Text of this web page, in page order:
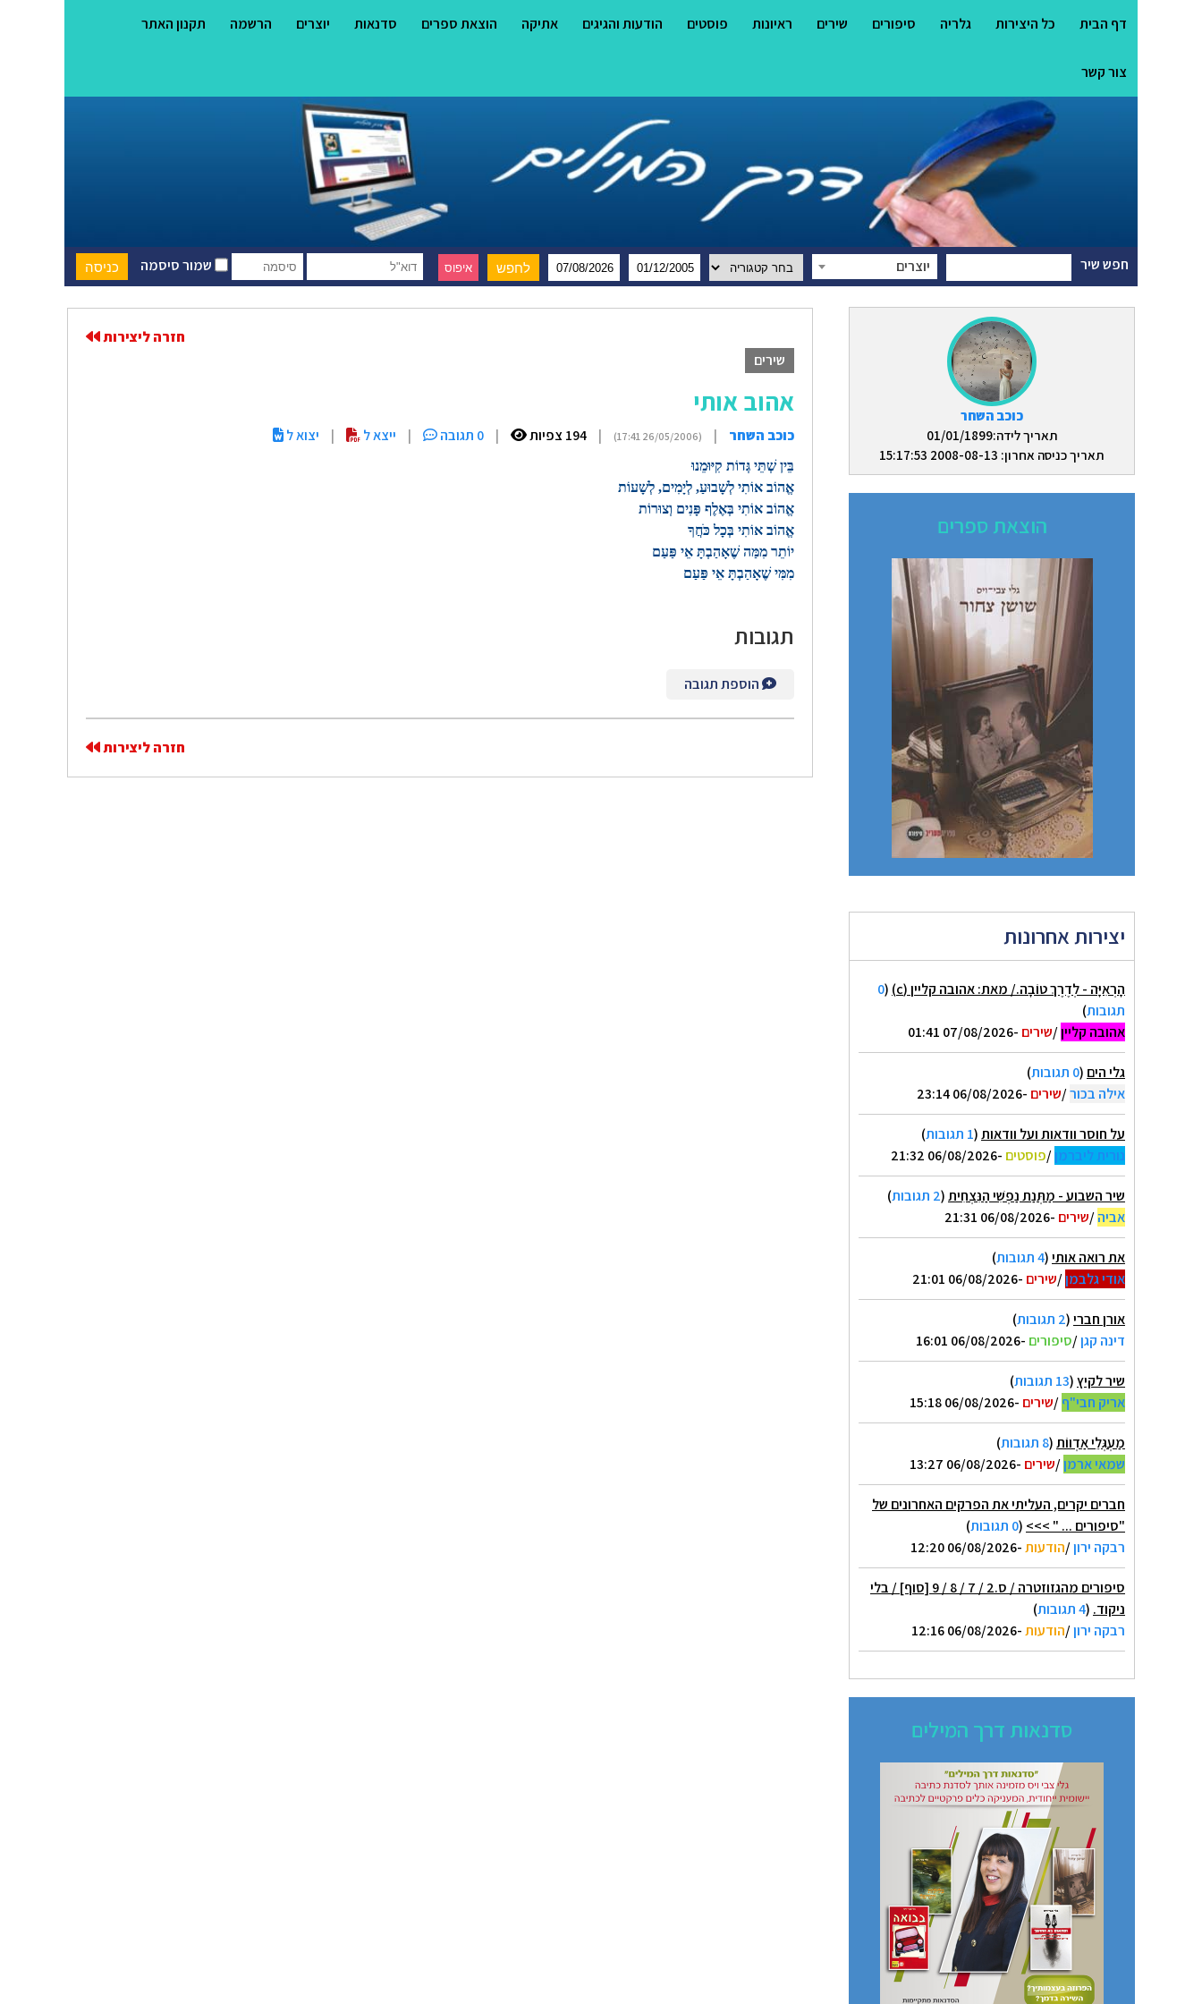
דף הבית כל היצירות גלריה סיפורים שירים ראיונות פוסטים הודעות והגיגים אתיקה הוצאת ספרים סדנאות יוצרים הרשמה תקנון האתר
צור קשר
שמור סיסמה חפש שיר יוצרים
כוכב השחר
תאריך לידה:01/01/1899
תאריך כניסה אחרון: 2008-08-13 15:17:53
הוצאת ספרים
יצירות אחרונות
הָרְאִיָּה - לְדֶרֶךְ טוֹבָה./ מאת: אהובה קליין (c) (
0
תגובות)
אהובה קליין/שירים -07/08/2026 01:41
גלי הים (0 תגובות
)
אילה בכור/שירים -06/08/2026 23:14
על חוסר וודאות ועל וודאות(1 תגובות
)
נורית ליברמן/פוסטים -06/08/2026 21:32
שיר השבוע - מַתְּנַת נַפְשִׁי הַנִּצְחִית(2 תגובות
)
אביה/שירים -06/08/2026 21:31
את רואה אותי(4 תגובות
)
אודי גלבמן/שירים -06/08/2026 21:01
אורן חברי(2 תגובות
)
דינה קגן/סיפורים -06/08/2026 16:01
שיר לקיץ(13 תגובות
)
אריק חבי"ף/שירים -06/08/2026 15:18
מַעְגְּלֵי אַדְווֹת(8 תגובות
)
שמאי ארמן/שירים -06/08/2026 13:27
חברים יקרים, העליתי את הפרקים האחרונים של
"סיפורים ... " >>> (0 תגובות
)
רבקה ירון/הודעות-06/08/2026 12:20
סיפורים מהגזוזטרה / ס.2 / 7 / 8 / 9 [סוף] / בלי
ניקוד. (4 תגובות
)
רבקה ירון/הודעות-06/08/2026 12:16
סדנאות דרך המילים
חזרה ליצירות
שירים
אהוב אותי
כוכב השחר |
(26/05/2006 17:41)
| 194 צפיות | 0 תגובה | ייצא ל | יצוא ל
בֵּין שְׁתֵּי גְּדוֹת קִיּוּמֵנוּ
אֱהוֹב אוֹתִי לְשָׁבוּעַ, לְיָמִים, לְשָׁעוֹת
אֱהוֹב אוֹתִי בְּאֶלֶף פָּנִים וְצוּרוֹת
אֱהוֹב אוֹתִי בְּכָל כֹּחֲךָ
יוֹתֵר מִמַּה שֶׁאָהַבְתָּ אֵי פַּעַם
מִמִּי שֶׁאָהַבְתָּ אֵי פַּעַם
תגובות
הוספת תגובה
חזרה ליצירות